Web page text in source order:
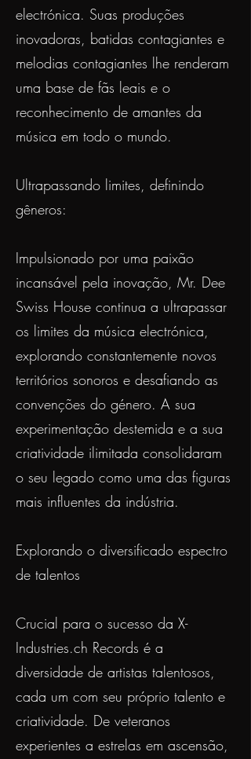
electrónica. Suas produções
inovadoras, batidas contagiantes e
melodias contagiantes lhe renderam
uma base de fãs leais e o
reconhecimento de amantes da
música em todo o mundo.
Ultrapassando limites, definindo
gêneros:
Impulsionado por uma paixão
incansável pela inovação, Mr. Dee
Swiss House continua a ultrapassar
os limites da música electrónica,
explorando constantemente novos
territórios sonoros e desafiando as
convenções do género. A sua
experimentação destemida e a sua
criatividade ilimitada consolidaram
o seu legado como uma das figuras
mais influentes da indústria.
Explorando o diversificado espectro
de talentos
Crucial para o sucesso da X-
Industries.ch Records é a
diversidade de artistas talentosos,
cada um com seu próprio talento e
criatividade. De veteranos
experientes a estrelas em ascensão,